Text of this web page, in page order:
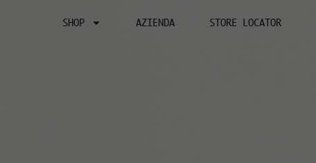
SHOP AZIENDA STORE LOCATOR